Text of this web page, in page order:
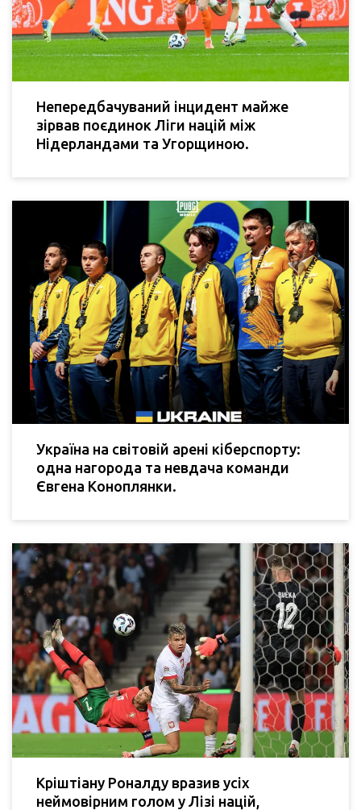
Непередбачуваний інцидент майже
зірвав поєдинок Ліги націй між
Нідерландами та Угорщиною.
Україна на світовій арені кіберспорту:
одна нагорода та невдача команди
Євгена Коноплянки.
Кріштіану Роналду вразив усіх
неймовірним голом у Лізі націй,